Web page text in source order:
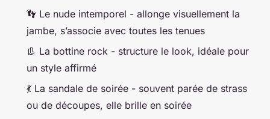
👣 Le nude intemporel - allonge visuellement la
jambe, s’associe avec toutes les tenues
👢 La bottine rock - structure le look, idéale pour
un style affirmé
💃 La sandale de soirée - souvent parée de strass
ou de découpes, elle brille en soirée